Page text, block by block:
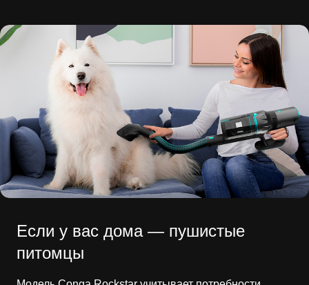
Если у вас дома — пушистые
питомцы